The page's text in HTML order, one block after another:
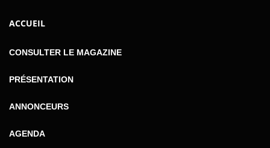
ACCUEIL
CONSULTER LE MAGAZINE
PRÉSENTATION
ANNONCEURS
AGENDA